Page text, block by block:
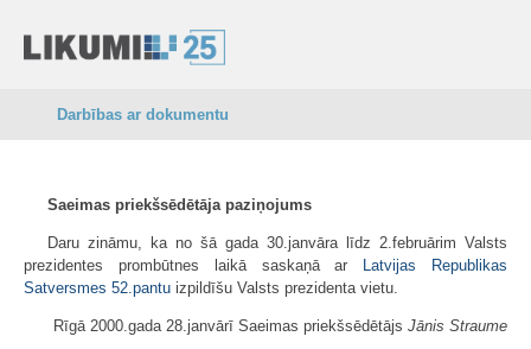
Darbības ar dokumentu
Saeimas priekšsēdētāja paziņojums
Daru zināmu, ka no šā gada 30.janvāra līdz 2.februārim Valsts
prezidentes prombūtnes laikā saskaņā ar
Latvijas Republikas
Satversmes 52.pantu izpildīšu Valsts prezidenta vietu.
Rīgā 2000.gada 28.janvārī Saeimas priekšsēdētājs Jānis Straume